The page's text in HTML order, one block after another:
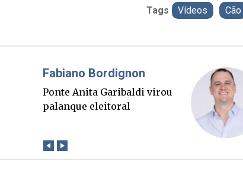
Tags Vídeos Cão
Misael Elias
O Boato corre mais rápido
que a verdade. Mas quem